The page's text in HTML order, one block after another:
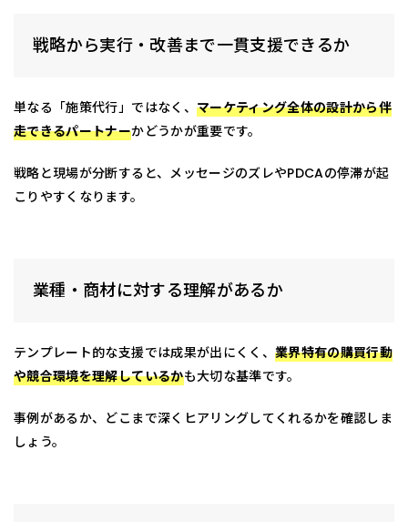
戦略から実行・改善まで一貫支援できるか
単なる「施策代行」ではなく、 マーケティング全体の設計から伴
走できるパートナーかどうかが重要です。
戦略と現場が分断すると、メッセージのズレやPDCAの停滞が起
こりやすくなります。
業種・商材に対する理解があるか
テンプレート的な支援では成果が出にくく、業界特有の購買行動
や競合環境を理解しているかも大切な基準です。
事例があるか、どこまで深くヒアリングしてくれるかを確認しま
しょう。